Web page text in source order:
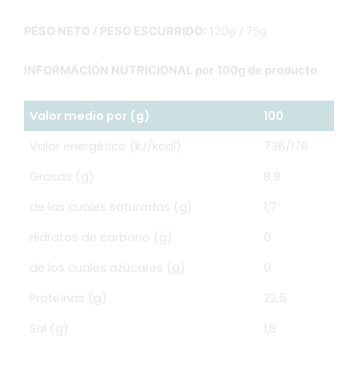
PESO NETO / PESO ESCURRIDO: 120g / 75g
INFORMACIÓN NUTRICIONAL por 100g de producto
Valor medio por (g)
100
Valor energético (kJ/kcal)
736/176
Grasas (g)
8,8
de las cuales saturadas (g)
1,7
Hidratos de carbono (g)
0
de los cuales azúcares (g)
0
Proteínas (g)
22,5
Sal (g)
1,8